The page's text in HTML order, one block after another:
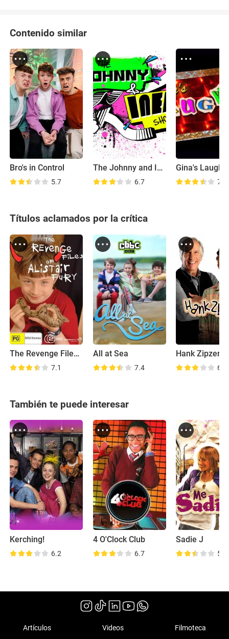
Contenido similar
Bro's in Control
5.7
The Johnny and Inel Show
6.7 7.1
Títulos aclamados por la crítica
The Revenge Files of Alistair Fury
7.1
All at Sea
7.4
Hank Zipzer
6.9
También te puede interesar
Kerching!
6.2
4 O'Clock Club
6.7
Sadie J
5.3
Artículos Videos Filmoteca